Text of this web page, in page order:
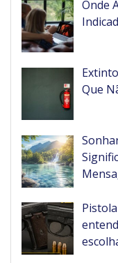
Onde
Que